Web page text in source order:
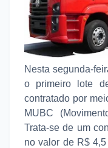
Nesta segunda-
o primeiro lote
contratado por
MUBC
Trata-se de um
no valor de R$